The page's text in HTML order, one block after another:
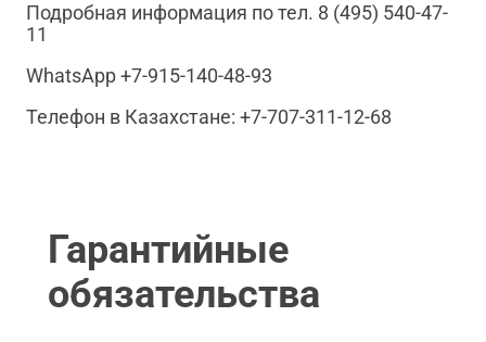
Подробная информация по тел. 8 (495) 540-47-
11
WhatsApp +7-915-140-48-93
Телефон в Казахстане: +7-707-311-12-68
Гарантийные
обязательства